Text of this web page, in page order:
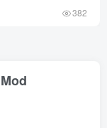
382